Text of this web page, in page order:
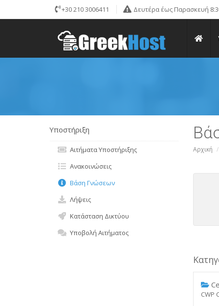
+30 210 3006411 Δευτέρα έως Παρασκευή
Αρχική
CWP
Υποστήριξη
Αιτήματα Υποστήριξης
Ανακοινώσεις
Βάση Γνώσεων
Λήψεις
Κατάσταση Δικτύου
Υποβολή Αιτήματος